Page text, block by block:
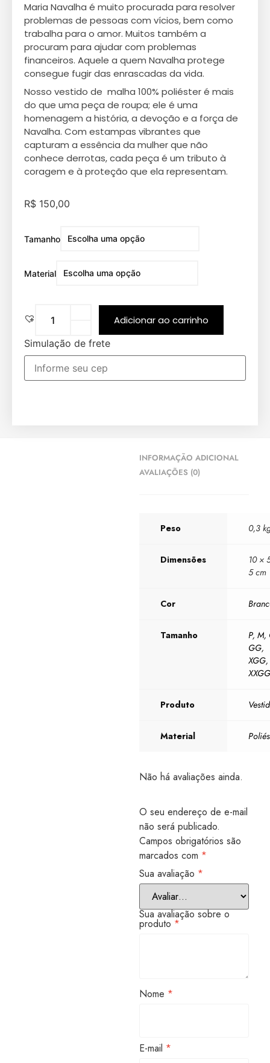
Maria Navalha é muito procurada para resolver
problemas de pessoas com vícios, bem como
trabalha para o amor. Muitos também a
procuram para ajudar com problemas
financeiros. Aquele a quem Navalha protege
consegue fugir das enrascadas da vida.
Nosso vestido de malha 100% poliéster é mais
do que uma peça de roupa; ele é uma
homenagem a história, a devoção e a força de
Navalha. Com estampas vibrantes que
capturam a essência da mulher que não
conhece derrotas, cada peça é um tributo à
coragem e à proteção que ela representam.
R$ 150,00
Tamanho
Material
Adicionar ao carrinho
Simulação de frete
INFORMAÇÃO ADICIONAL
AVALIAÇÕES (0)
Peso 0,3
Dimensões
10 ×
5 cm
Cor
Tamanho P,M,
GG,
XGG,
Produto
Material
Não há avaliações ainda.
O seu endereço de e-mail
não será publicado.
Campos obrigatórios são
marcados com *
Sua avaliação *
Sua avaliação sobre o
produto *
Nome *
E-mail *